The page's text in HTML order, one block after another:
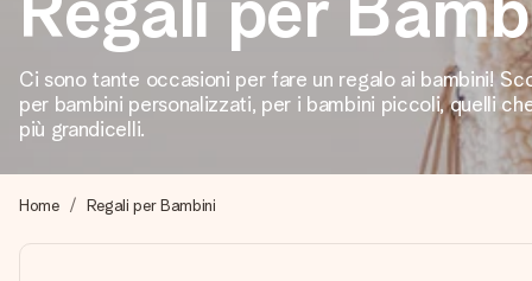
4,7 (basato su +15.000 recensioni)
I nostri regali ispirano. I clienti ci valutano 4,7 su Google
Realizza qualcosa di unico in pochi passi – con il suo nome,
perfetto.
Ci sono tante occasioni per fare un regalo ai bambini!
per bambini personalizzati, per i bambini piccoli, quelli
più grandicelli.
Home Regali per Bambini